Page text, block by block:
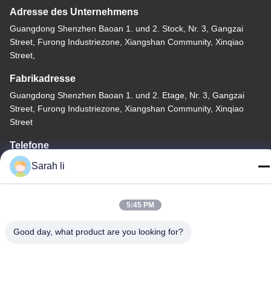
Adresse des Unternehmens
Guangdong Shenzhen Baoan 1. und 2. Stock, Nr. 3, Gangzai
Street, Furong Industriezone, Xiangshan Community, Xinqiao
Street,
Fabrikadresse
Guangdong Shenzhen Baoan 1. und 2. Etage, Nr. 3, Gangzai
Street, Furong Industriezone, Xiangshan Community, Xinqiao
Street
Telefone
86-0755-27097532-8:30
China Gute Qualität Kundenspezifische CNC-Bearbeitung
Sarah li
5:45 PM
Good day, what product are you looking for?